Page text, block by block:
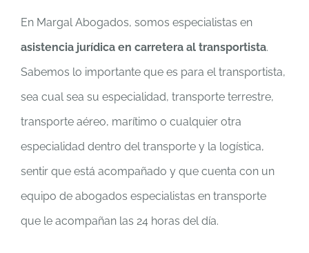
En Margal Abogados, somos especialistas en
asistencia jurídica en carretera al transportista.
Sabemos lo importante que es para el transportista,
sea cual sea su especialidad, transporte terrestre,
transporte aéreo, marítimo o cualquier otra
especialidad dentro del transporte y la logística,
sentir que está acompañado y que cuenta con un
equipo de abogados especialistas en transporte
que le acompañan las 24 horas del día.